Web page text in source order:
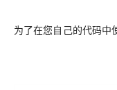
为了在您自己的代码中